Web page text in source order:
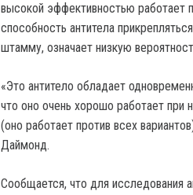
высокой эффективностью работает
способность антитела
штамму, означает низкую
«Это антитело обладает
что оно очень хорошо работает при
(оно работает против всех
Даймонд.
Сообщается, что для исследования